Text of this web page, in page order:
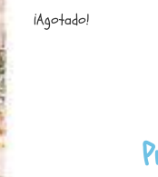
¡Agotado!